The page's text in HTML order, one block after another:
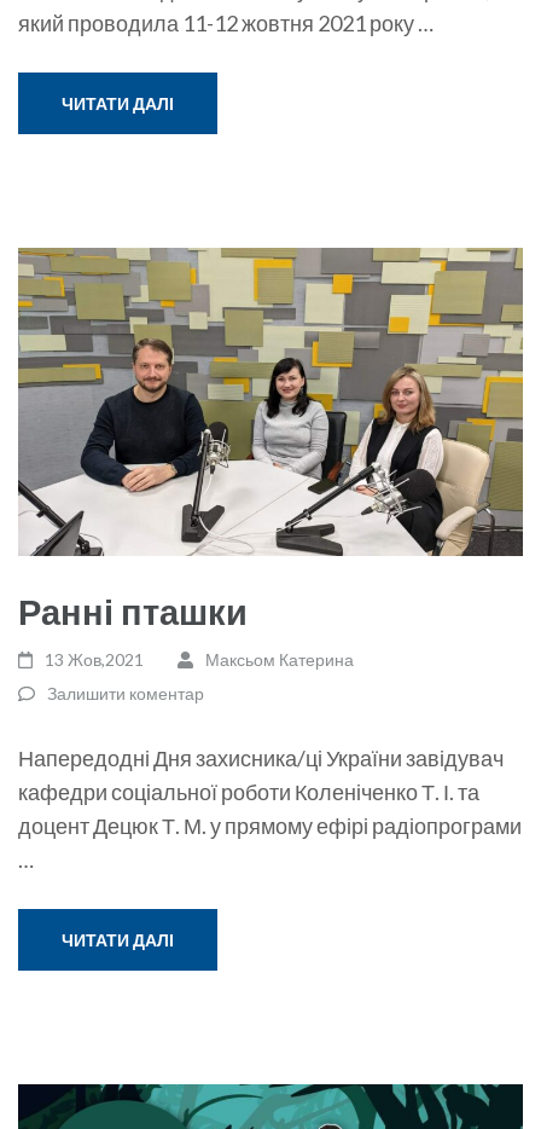
який проводила 11-12 жовтня 2021 року …
ЧИТАТИ ДАЛІ
Ранні пташки
13 Жов,2021
Максьом Катерина
Залишити коментар
Напередодні Дня захисника/ці України завідувач
кафедри соціальної роботи Коленіченко Т. І. та
доцент Децюк Т. М. у прямому ефірі радіопрограми
…
ЧИТАТИ ДАЛІ